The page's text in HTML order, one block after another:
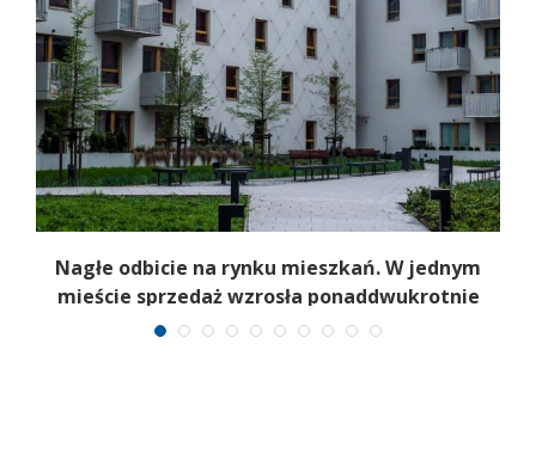
Nagłe odbicie na rynku mieszkań. W jednym
mieście sprzedaż wzrosła ponaddwukrotnie